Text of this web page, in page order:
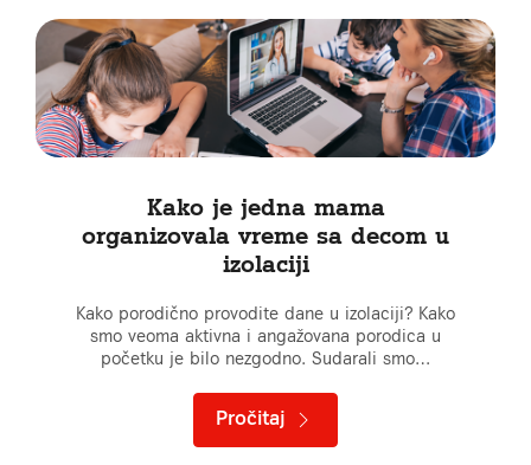
Kako je jedna mama
organizovala vreme sa decom u
izolaciji
Kako porodično provodite dane u izolaciji? Kako
smo veoma aktivna i angažovana porodica u
početku je bilo nezgodno. Sudarali smo…
Pročitaj